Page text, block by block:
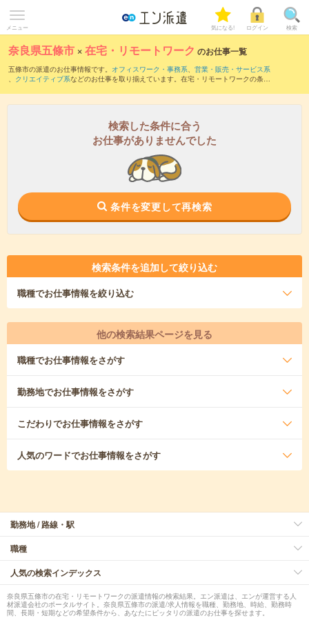
メニュー 気になる! ログイン 検索
奈良県五條市 ×在宅・リモートワーク のお仕事一覧
五條市の派遣のお仕事情報です。 オフィスワーク・事務系、 営業・販売・サービス系
、 クリエイティブ系などのお仕事を取り揃えています。在宅・リモートワークの条件
検索した条件に合う
お仕事がありませんでした
条件を変更して再検索
検索条件を追加して絞り込む
職種でお仕事情報を絞り込む
他の検索結果ページを見る
職種でお仕事情報をさがす
勤務地でお仕事情報をさがす
こだわりでお仕事情報をさがす
人気のワードでお仕事情報をさがす
勤務地 / 路線・駅
職種
人気の検索インデックス
奈良県五條市の在宅・リモートワークの派遣情報の検索結果。エン派遣は、エンが運営する人
材派遣会社のポータルサイト。奈良県五條市の派遣/求人情報を職種、勤務地、時給、勤務時
間、長期・短期などの希望条件から、あなたにピッタリの派遣のお仕事を探せます。